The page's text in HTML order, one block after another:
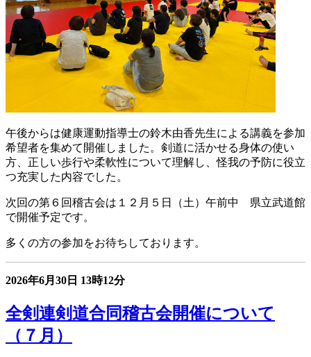
午後からは健康運動指導士の鈴木由香先生による講義を参加
希望者を集めて開催しました。剣道に活かせる身体の使い
方、正しい歩行や柔軟性について理解し、怪我の予防に役立
つ充実した内容でした。
次回の第６回稽古会は１２月５日（土）午前中 県立武道館
で開催予定です。
多くの方の参加をお待ちしております。
2026年6月30日 13時12分
全剣連剣道合同稽古会開催について
（７月）